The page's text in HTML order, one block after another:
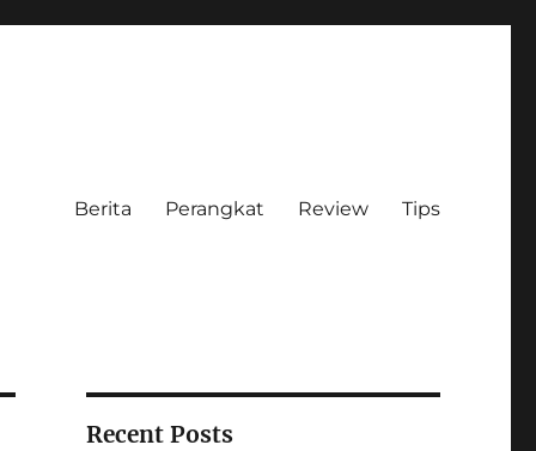
Berita Perangkat Review Tips
Recent Posts